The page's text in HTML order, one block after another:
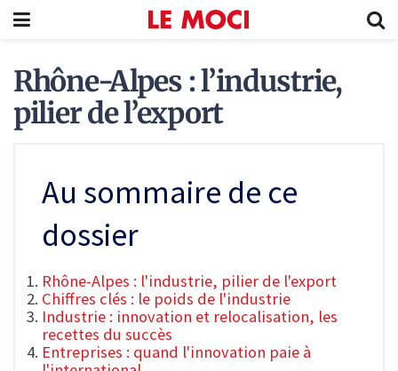
Rhône-Alpes : l’industrie,
pilier de l’export
Au sommaire de ce
dossier
Rhône-Alpes : l'industrie, pilier de l'export
Chiffres clés : le poids de l'industrie
Industrie : innovation et relocalisation, les
recettes du succès
Entreprises : quand l'innovation paie à